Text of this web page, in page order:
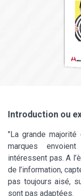
Introduction ou
"La grande
marques
intéressent pas. A
de l’information,
pas toujours aisé,
sont pas adaptées.